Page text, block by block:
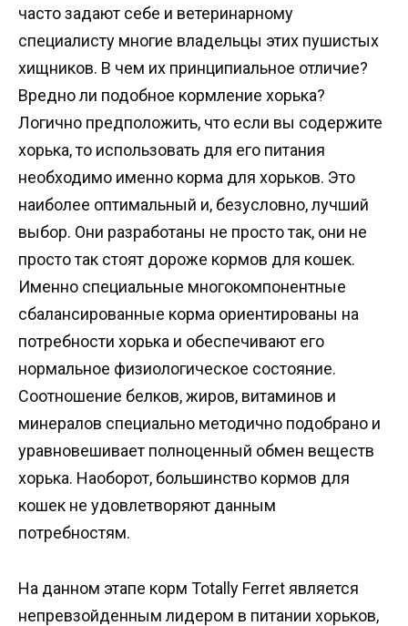
часто задают себе и ветеринарному
специалисту многие владельцы этих пушистых
хищников. В чем их принципиальное отличие?
Вредно ли подобное кормление хорька?
Логично предположить, что если вы содержите
хорька, то использовать для его питания
необходимо именно корма для хорьков. Это
наиболее оптимальный и, безусловно, лучший
выбор. Они разработаны не просто так, они не
просто так стоят дороже кормов для кошек.
Именно специальные многокомпонентные
сбалансированные корма ориентированы на
потребности хорька и обеспечивают его
нормальное физиологическое состояние.
Соотношение белков, жиров, витаминов и
минералов специально методично подобрано и
уравновешивает полноценный обмен веществ
хорька. Наоборот, большинство кормов для
кошек не удовлетворяют данным
потребностям.
На данном этапе корм Totally Ferret является
непревзойденным лидером в питании хорьков,